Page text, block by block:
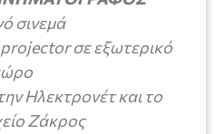
σινεμά
projectorσε εξωτερικό
Ηλεκτρονέτ και το
Ζάκρος